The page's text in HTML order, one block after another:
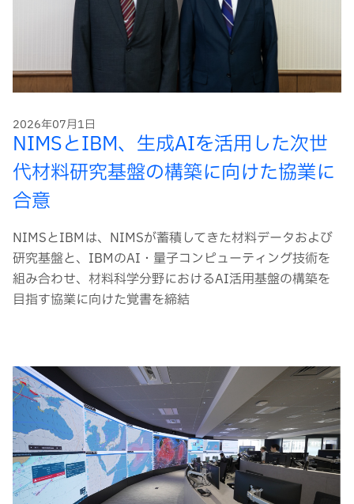
2026年07月1日
NIMSとIBM、生成AIを活用した次世
代材料研究基盤の構築に向けた協業に
合意
NIMSとIBMは、NIMSが蓄積してきた材料データおよび
研究基盤と、IBMのAI・量子コンピューティング技術を
組み合わせ、材料科学分野におけるAI活用基盤の構築を
目指す協業に向けた覚書を締結